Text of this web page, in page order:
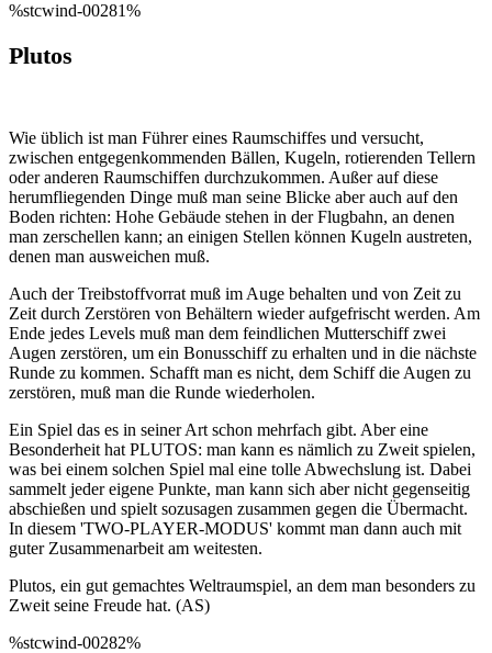
%stcwind-00281%
Plutos
Wie üblich ist man Führer eines Raumschiffes und versucht,
zwischen entgegenkommenden Bällen, Kugeln, rotierenden Tellern
oder anderen Raumschiffen durchzukommen. Außer auf diese
herumfliegenden Dinge muß man seine Blicke aber auch auf den
Boden richten: Hohe Gebäude stehen in der Flugbahn, an denen
man zerschellen kann; an einigen Stellen können Kugeln austreten,
denen man ausweichen muß.
Auch der Treibstoffvorrat muß im Auge behalten und von Zeit zu
Zeit durch Zerstören von Behältern wieder aufgefrischt werden. Am
Ende jedes Levels muß man dem feindlichen Mutterschiff zwei
Augen zerstören, um ein Bonusschiff zu erhalten und in die nächste
Runde zu kommen. Schafft man es nicht, dem Schiff die Augen zu
zerstören, muß man die Runde wiederholen.
Ein Spiel das es in seiner Art schon mehrfach gibt. Aber eine
Besonderheit hat PLUTOS: man kann es nämlich zu Zweit spielen,
was bei einem solchen Spiel mal eine tolle Abwechslung ist. Dabei
sammelt jeder eigene Punkte, man kann sich aber nicht gegenseitig
abschießen und spielt sozusagen zusammen gegen die Übermacht.
In diesem 'TWO-PLAYER-MODUS' kommt man dann auch mit
guter Zusammenarbeit am weitesten.
Plutos, ein gut gemachtes Weltraumspiel, an dem man besonders zu
Zweit seine Freude hat. (AS)
%stcwind-00282%